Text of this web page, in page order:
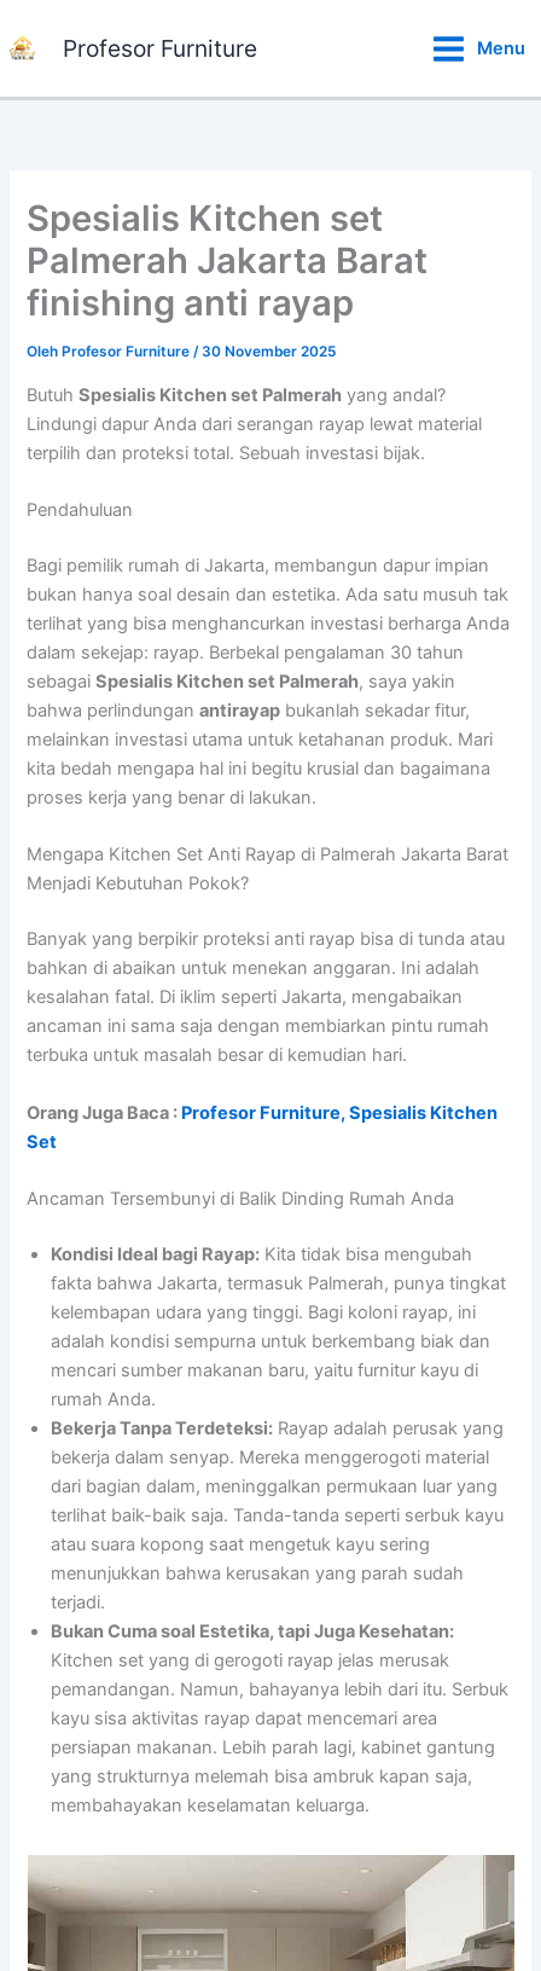
ke
Profesor Furniture Menu
Spesialis Kitchen set
Palmerah Jakarta Barat
finishing anti rayap
Oleh Profesor Furniture/30 November 2025
ButuhSpesialis Kitchen set Palmerah yang andal?
Lindungi dapur Anda dari serangan rayap lewat material
terpilih dan proteksi total. Sebuah investasi bijak.
Pendahuluan
Bagi pemilik rumah di Jakarta, membangun dapur impian
bukan hanya soal desain dan estetika. Ada satu musuh tak
terlihat yang bisa menghancurkan investasi berharga Anda
dalam sekejap: rayap. Berbekal pengalaman 30 tahun
sebagaiSpesialis Kitchen set Palmerah, saya yakin
bahwa perlindunganantirayap bukanlah sekadar fitur,
melainkan investasi utama untuk ketahanan produk. Mari
kita bedah mengapa hal ini begitu krusial dan bagaimana
proses kerja yang benar di lakukan.
Mengapa Kitchen Set Anti Rayap di Palmerah Jakarta Barat
Menjadi Kebutuhan Pokok?
Banyak yang berpikir proteksi anti rayap bisa di tunda atau
bahkan di abaikan untuk menekan anggaran. Ini adalah
kesalahan fatal. Di iklim seperti Jakarta, mengabaikan
ancaman ini sama saja dengan membiarkan pintu rumah
terbuka untuk masalah besar di kemudian hari.
Orang Juga Baca : Profesor Furniture, Spesialis Kitchen
Set
Ancaman Tersembunyi di Balik Dinding Rumah Anda
Kondisi Ideal bagi Rayap: Kita tidak bisa mengubah
fakta bahwa Jakarta, termasuk Palmerah, punya tingkat
kelembapan udara yang tinggi. Bagi koloni rayap, ini
adalah kondisi sempurna untuk berkembang biak dan
mencari sumber makanan baru, yaitu furnitur kayu di
rumah Anda.
Bekerja Tanpa Terdeteksi: Rayap adalah perusak yang
bekerja dalam senyap. Mereka menggerogoti material
dari bagian dalam, meninggalkan permukaan luar yang
terlihat baik-baik saja. Tanda-tanda seperti serbuk kayu
atau suara kopong saat mengetuk kayu sering
menunjukkan bahwa kerusakan yang parah sudah
terjadi.
Bukan Cuma soal Estetika, tapi Juga Kesehatan:
Kitchen set yang di gerogoti rayap jelas merusak
pemandangan. Namun, bahayanya lebih dari itu. Serbuk
kayu sisa aktivitas rayap dapat mencemari area
persiapan makanan. Lebih parah lagi, kabinet gantung
yang strukturnya melemah bisa ambruk kapan saja,
membahayakan keselamatan keluarga.